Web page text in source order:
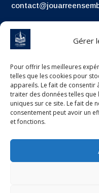
Gérer
Pour offrir les meilleures
telles que les cookies pour
appareils. Le fait de consentir
traiter des données telles
uniques sur ce site. Le fait de
consentement peut avoir un
et fonctions.